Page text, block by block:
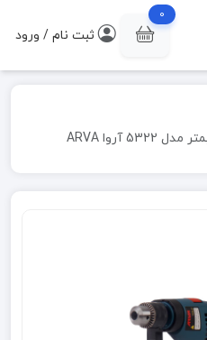
0
ثبت نام / ورود